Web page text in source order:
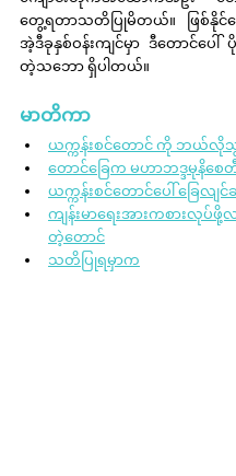
တွေ့ရတာသတိပြုမိတယ်။ ဖြစ်နိုင်
အဲ့ဒီခုနှစ်ဝန်းကျင်မှာ ဒီတောင်ပေါ်
တဲ့သဘော ရှိပါတယ်။
မာတိကာ
ယက္ကန်းစင်တောင် ကို ဘယ်လို
တောင်ခြေက မဟာဘဒ္ဒမုနိစေ
ယက္ကန်းစင်တောင်ပေါ် ခြေလျင်
ကျန်းမာရေးအားကစားလုပ်
တဲ့တောင်
သတိပြုရမှာက